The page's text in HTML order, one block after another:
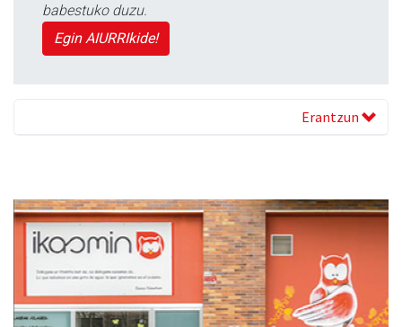
babestuko duzu.
Egin AIURRIkide!
Erantzun